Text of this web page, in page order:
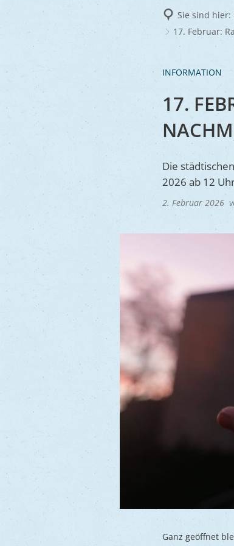
Sie sind hier:
17. Februar:
INFORMATION
17.
Die
2026 ab 12
2. Februar 2026
Ganz geöffnet